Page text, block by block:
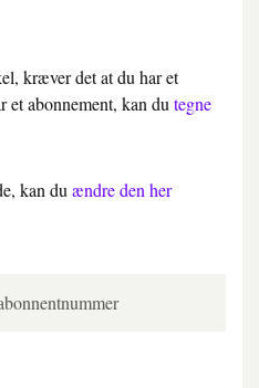
kræver det at du har et
et abonnement, kan du tegne
kan du ændre den her